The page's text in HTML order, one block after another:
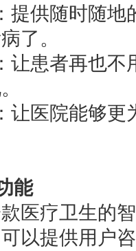
供随时随地
了。
患者再也不
医院能够更
能
医疗卫生的
以提供用户